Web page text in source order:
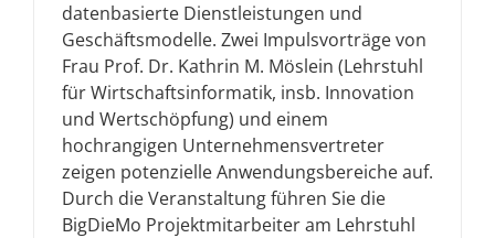
datenbasierte Dienstleistungen und
Geschäftsmodelle. Zwei Impulsvorträge von
Frau Prof. Dr. Kathrin M. Möslein (Lehrstuhl
für Wirtschaftsinformatik, insb. Innovation
und Wertschöpfung) und einem
hochrangigen Unternehmensvertreter
zeigen potenzielle Anwendungsbereiche auf.
Durch die Veranstaltung führen Sie die
BigDieMo Projektmitarbeiter am Lehrstuhl